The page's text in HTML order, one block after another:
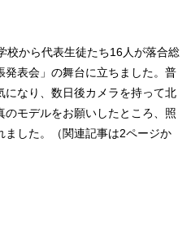
校から代表生徒たち16人が落合総
表会」の舞台に立ちました。普
なり、数日後カメラを持って北
のモデルをお願いしたところ、照
した。（関連記事は2ページか